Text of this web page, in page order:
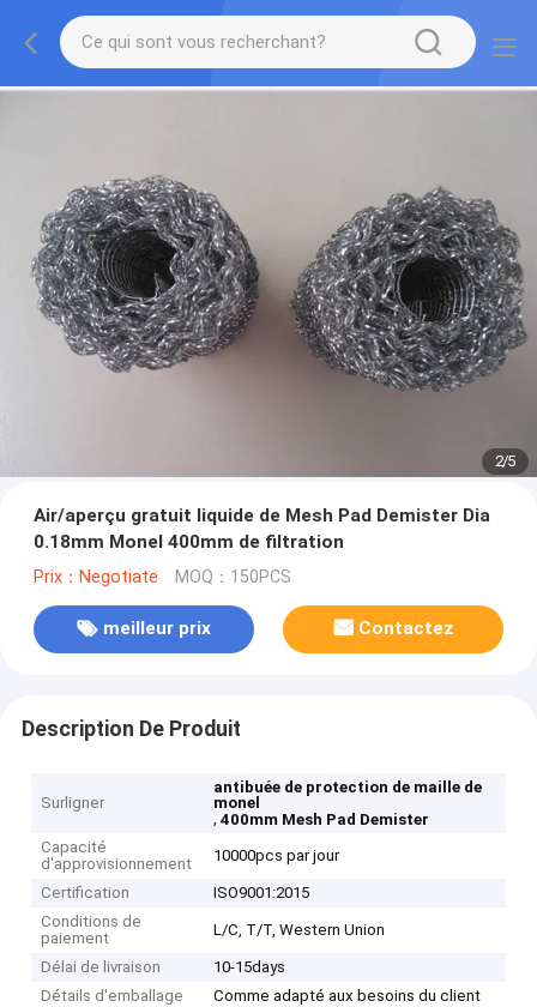
2/5
Air/aperçu gratuit liquide de Mesh Pad Demister Dia
0.18mm Monel 400mm de filtration
Prix：Negotiate MOQ：150PCS
meilleur prix Contactez
Description De Produit
Surligner
antibuée de protection de maille de
monel
,400mm Mesh Pad Demister
Capacité
d'approvisionnement
10000pcs par jour
Certification
ISO9001:2015
Conditions de
paiement
L/C, T/T, Western Union
Délai de livraison
10-15days
Détails d'emballage
Comme adapté aux besoins du client